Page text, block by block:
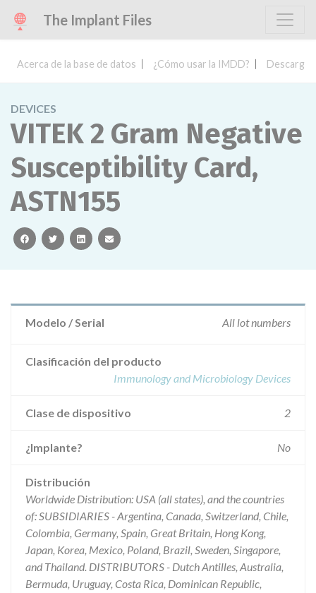
The Implant Files
Acerca de la base de datos ¿Cómo usar la IMDD? Descargar
DEVICES
VITEK 2 Gram Negative
Susceptibility Card,
ASTN155
facebooktwitterlinkedinemail
Modelo / Serial All lot numbers
Clasificación del producto
Immunology and Microbiology Devices
Clase de dispositivo 2
¿Implante? No
Distribución
Worldwide Distribution: USA (all states), and the countries
of: SUBSIDIARIES - Argentina, Canada, Switzerland, Chile,
Colombia, Germany, Spain, Great Britain, Hong Kong,
Japan, Korea, Mexico, Poland, Brazil, Sweden, Singapore,
and Thailand. DISTRIBUTORS - Dutch Antilles, Australia,
Bermuda, Uruguay, Costa Rica, Dominican Republic,